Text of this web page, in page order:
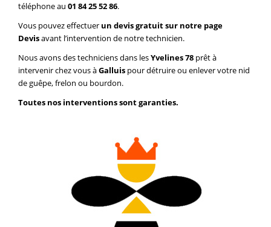
téléphone au 01 84 25 52 86.
Vous pouvez effectuer un devis gratuit sur notre page
Devisavant l’intervention de notre technicien.
Nous avons des techniciens dans lesYvelines 78 prêt à
intervenir chez vous àGalluis pour détruire ou enlever votre nid
de guêpe, frelon ou bourdon.
Toutes nos interventions sont garanties.